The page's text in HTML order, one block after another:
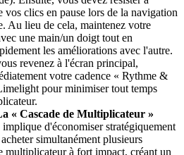
vos clics en pause lors de la navigation
Au lieu de cela, maintenez votre
une main/un doigt tout en
les améliorations avec l'autre.
revenez à l'écran principal,
votre cadence « Rythme &
pour minimiser tout temps
« Cascade de Multiplicateur »
implique d'économiser stratégiquement
simultanément plusieurs
multiplicateur à fort impact, créant un